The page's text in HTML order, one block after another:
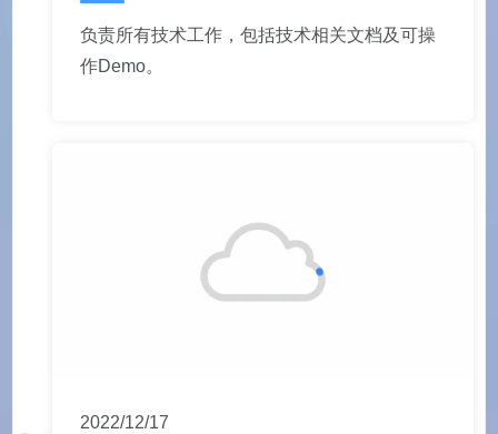
负责所有技术工作，包括技术相关文档及可操
作Demo。
2022/12/17